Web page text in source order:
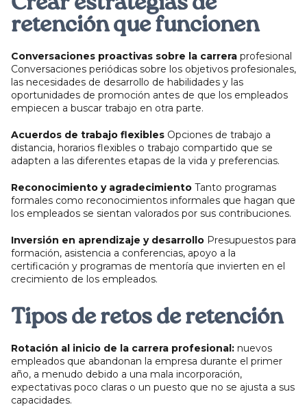
retención que funcionen
Conversaciones proactivas sobre la carrera profesional
Conversaciones periódicas sobre los objetivos profesionales,
las necesidades de desarrollo de habilidades y las
oportunidades de promoción antes de que los empleados
empiecen a buscar trabajo en otra parte.
Acuerdos de trabajo flexibles Opciones de trabajo a
distancia, horarios flexibles o trabajo compartido que se
adapten a las diferentes etapas de la vida y preferencias.
Reconocimiento y agradecimiento Tanto programas
formales como reconocimientos informales que hagan que
los empleados se sientan valorados por sus contribuciones.
Inversión en aprendizaje y desarrollo Presupuestos para
formación, asistencia a conferencias, apoyo a la
certificación y programas de mentoría que invierten en el
crecimiento de los empleados.
Tipos de retos de retención
Rotación al inicio de la carrera profesional: nuevos
empleados que abandonan la empresa durante el primer
año, a menudo debido a una mala incorporación,
expectativas poco claras o un puesto que no se ajusta a sus
capacidades.